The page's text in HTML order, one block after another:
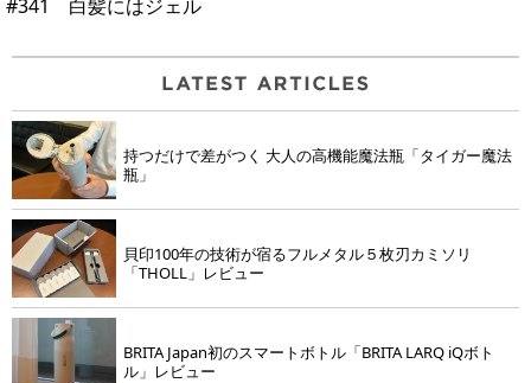
#341 白髪にはジェル
持つだけで差がつく 大人の高機能魔法瓶「タイガー魔法
瓶」
貝印100年の技術が宿るフルメタル５枚刃カミソリ
「THOLL」レビュー
BRITA Japan初のスマートボトル「BRITA LARQ iQボト
ル」レビュー